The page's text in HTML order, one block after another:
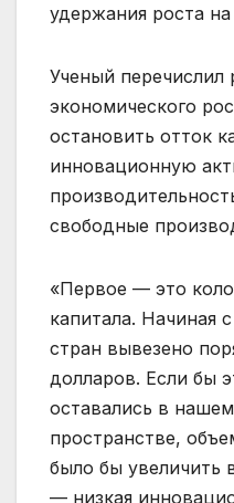
удержания роста
Ученый перечислил
экономического
остановить отток
инновационную
свободные
«Первое — это
капитала. Начиная
стран вывезено
долларов. Если бы
оставались в
пространстве,
было бы увеличить
— низкая